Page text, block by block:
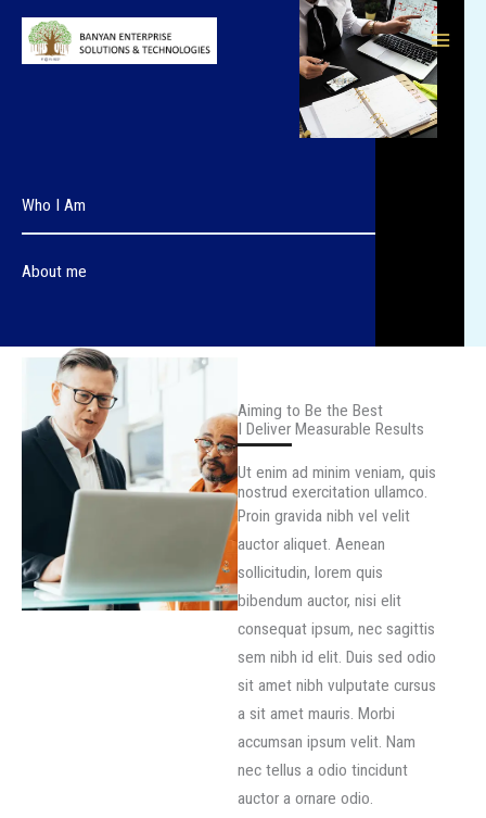
Skip
content
Who I Am
About me
Aiming to Be the Best
I Deliver Measurable Results
Ut enim ad minim veniam, quis
nostrud exercitation ullamco.
Proin gravida nibh vel velit
auctor aliquet. Aenean
sollicitudin, lorem quis
bibendum auctor, nisi elit
consequat ipsum, nec sagittis
sem nibh id elit. Duis sed odio
sit amet nibh vulputate cursus
a sit amet mauris. Morbi
accumsan ipsum velit. Nam
nec tellus a odio tincidunt
auctor a ornare odio.